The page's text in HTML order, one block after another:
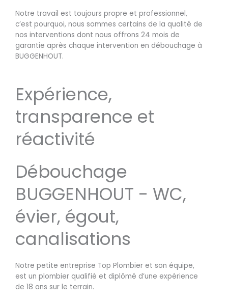
Notre travail est toujours propre et professionnel,
c’est pourquoi, nous sommes certains de la qualité de
nos interventions dont nous offrons 24 mois de
garantie après chaque intervention en débouchage à
BUGGENHOUT.
Expérience,
transparence et
réactivité
Débouchage
BUGGENHOUT - WC,
évier, égout,
canalisations
Notre petite entreprise Top Plombier et son équipe,
est un plombier qualifié et diplômé d’une expérience
de 18 ans sur le terrain.